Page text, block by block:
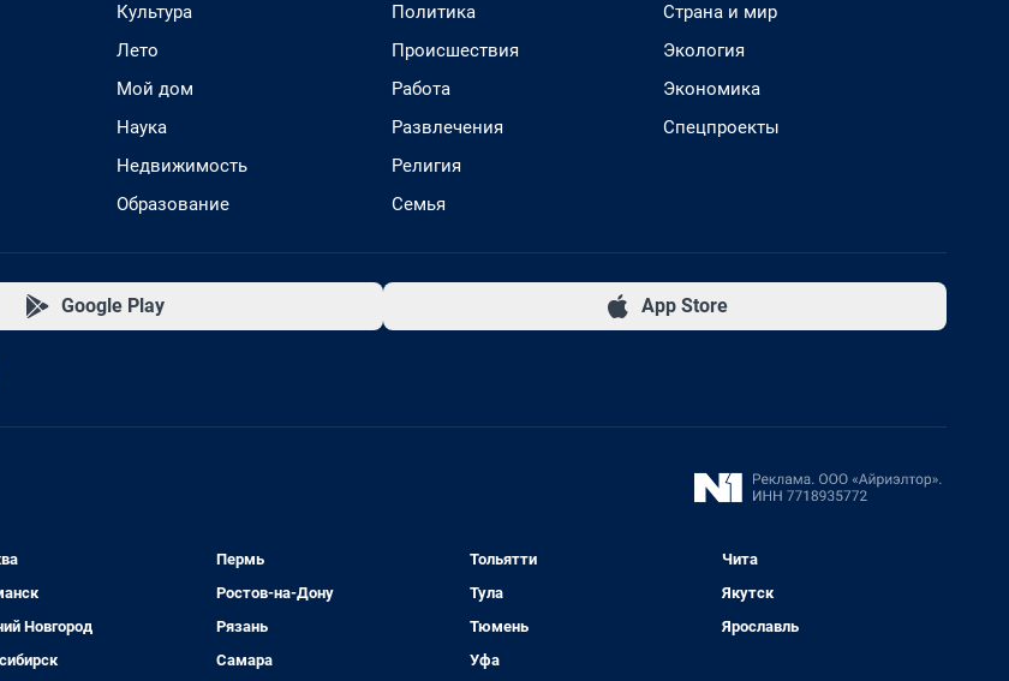
Культура
Лето
Мой дом
Наука
Недвижимость
Образование
Политика
Происшествия
Работа
Развлечения
Религия
Семья
Страна и мир
Экология
Экономика
Спецпроекты
Google Play App Store
Новгород
Пермь
Ростов-на-Дону
Рязань
Самара
Тольятти
Тула
Тюмень
Уфа
Чита
Якутск
Ярославль